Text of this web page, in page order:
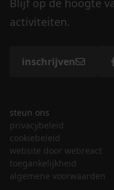
Blijf op de hoogte
activiteiten.
inschrijven
steun ons
privacybeleid
cookiebeleid
website door webreact
toegankelijkheid
algemene voorwaarden